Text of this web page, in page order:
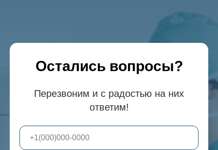
Остались вопросы?
Перезвоним и с радостью на них
ответим!